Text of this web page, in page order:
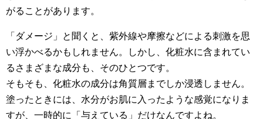
がることがあります。
「ダメージ」と聞くと、紫外線や摩擦などによる刺激を思
い浮かべるかもしれません。しかし、化粧水に含まれてい
るさまざまな成分も、そのひとつです。
そもそも、化粧水の成分は角質層までしか浸透しません。
塗ったときには、水分がお肌に入ったような感覚になりま
すが、一時的に「与えている」だけなんですよね。